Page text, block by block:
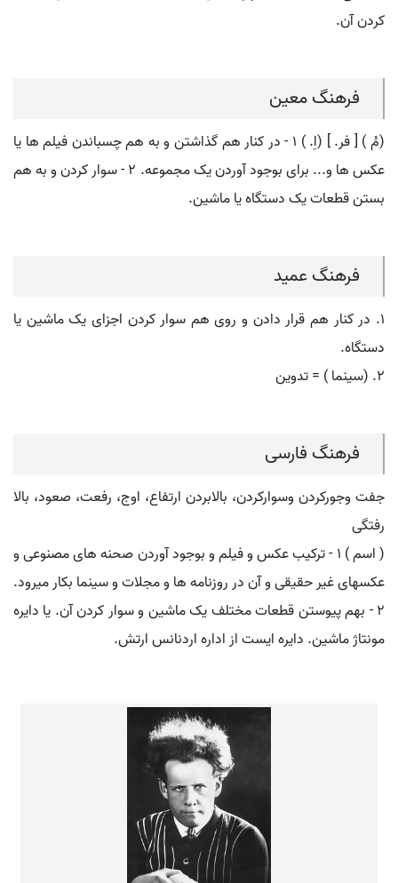
کردن آن.
فرهنگ معین
(مُ ) [ فر. ] (اِ. ) ۱ - در کنار هم گذاشتن و به هم چسباندن فیلم ها یا
عکس ها و... برای بوجود آوردن یک مجموعه. ۲ - سوار کردن و به هم
بستن قطعات یک دستگاه یا ماشین.
فرهنگ عمید
۱. در کنار هم قرار دادن و روی هم سوار کردن اجزای یک ماشین یا
دستگاه.
۲. (سینما ) = تدوین
فرهنگ فارسی
جفت وجورکردن وسوارکردن، بالابردن ارتفاع، اوج، رفعت، صعود، بالا
رفتگی
( اسم ) ۱ - ترکیب عکس و فیلم و بوجود آوردن صحنه های مصنوعی و
عکسهای غیر حقیقی و آن در روزنامه ها و مجلات و سینما بکار میرود.
۲ - بهم پیوستن قطعات مختلف یک ماشین و سوار کردن آن. یا دایره
مونتاژ ماشین. دایره ایست از اداره اردنانس ارتش.